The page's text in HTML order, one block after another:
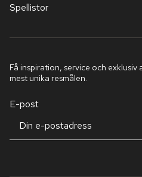
Spellistor
Få inspiration, service och exklusiv
mest unika resmålen.
E-post